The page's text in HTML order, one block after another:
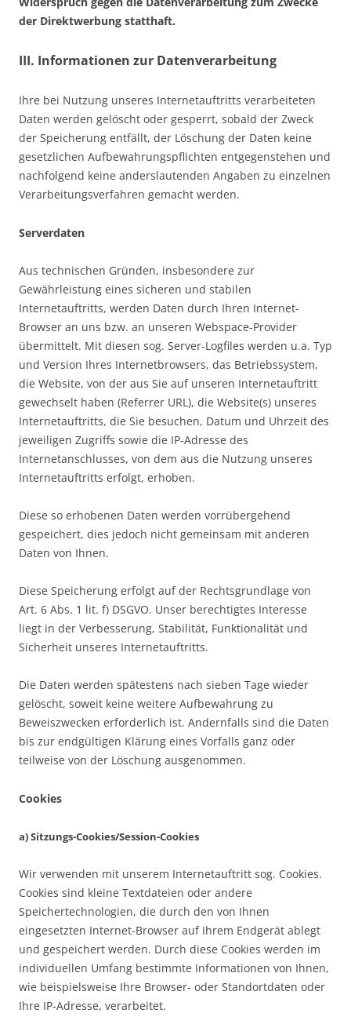
der Direktwerbung statthaft.
III. Informationen zur Datenverarbeitung
Ihre bei Nutzung unseres Internetauftritts verarbeiteten
Daten werden gelöscht oder gesperrt, sobald der Zweck
der Speicherung entfällt, der Löschung der Daten keine
gesetzlichen Aufbewahrungspflichten entgegenstehen und
nachfolgend keine anderslautenden Angaben zu einzelnen
Verarbeitungsverfahren gemacht werden.
Serverdaten
Aus technischen Gründen, insbesondere zur
Gewährleistung eines sicheren und stabilen
Internetauftritts, werden Daten durch Ihren Internet-
Browser an uns bzw. an unseren Webspace-Provider
übermittelt. Mit diesen sog. Server-Logfiles werden u.a. Typ
und Version Ihres Internetbrowsers, das Betriebssystem,
die Website, von der aus Sie auf unseren Internetauftritt
gewechselt haben (Referrer URL), die Website(s) unseres
Internetauftritts, die Sie besuchen, Datum und Uhrzeit des
jeweiligen Zugriffs sowie die IP-Adresse des
Internetanschlusses, von dem aus die Nutzung unseres
Internetauftritts erfolgt, erhoben.
Diese so erhobenen Daten werden vorrübergehend
gespeichert, dies jedoch nicht gemeinsam mit anderen
Daten von Ihnen.
Diese Speicherung erfolgt auf der Rechtsgrundlage von
Art. 6 Abs. 1 lit. f) DSGVO. Unser berechtigtes Interesse
liegt in der Verbesserung, Stabilität, Funktionalität und
Sicherheit unseres Internetauftritts.
Die Daten werden spätestens nach sieben Tage wieder
gelöscht, soweit keine weitere Aufbewahrung zu
Beweiszwecken erforderlich ist. Andernfalls sind die Daten
bis zur endgültigen Klärung eines Vorfalls ganz oder
teilweise von der Löschung ausgenommen.
Cookies
a) Sitzungs-Cookies/Session-Cookies
Wir verwenden mit unserem Internetauftritt sog. Cookies.
Cookies sind kleine Textdateien oder andere
Speichertechnologien, die durch den von Ihnen
eingesetzten Internet-Browser auf Ihrem Endgerät ablegt
und gespeichert werden. Durch diese Cookies werden im
individuellen Umfang bestimmte Informationen von Ihnen,
wie beispielsweise Ihre Browser- oder Standortdaten oder
Ihre IP-Adresse, verarbeitet.